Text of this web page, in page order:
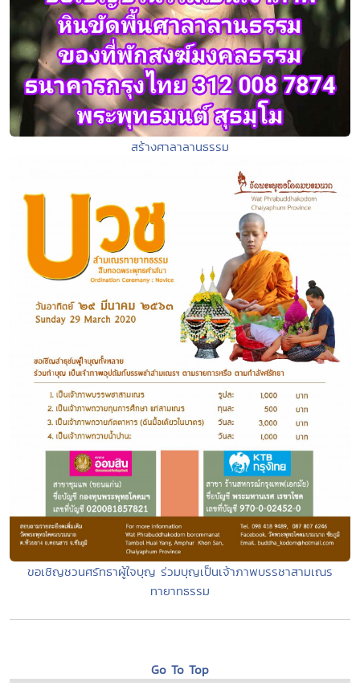
สร้างศาลาลานธรรม
ขอเชิญชวนศรัทธาผู้ใจบุญ ร่วมบุญเป็นเจ้าภาพบรรชาสามเณร
ทายาทธรรม
Go To Top